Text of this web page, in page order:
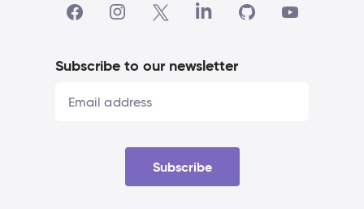
Subscribe to our newsletter
Subscribe